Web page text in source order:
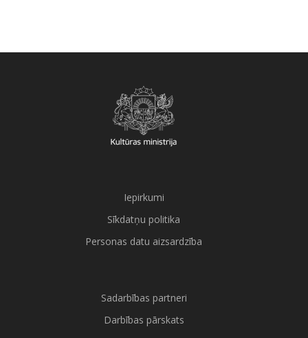
Iepirkumi
Sīkdatņu politika
Personas datu aizsardzība
Sadarbības partneri
Darbības pārskats